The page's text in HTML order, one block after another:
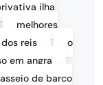
ilha
melhores
reis
o
em angra
de barco